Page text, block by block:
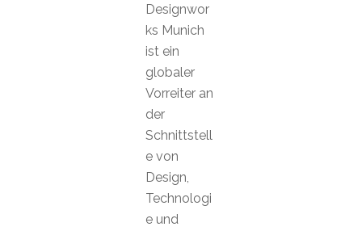
Designwor
ks Munich
ist ein
globaler
Vorreiter an
der
Schnittstell
e von
Design,
Technologi
e und